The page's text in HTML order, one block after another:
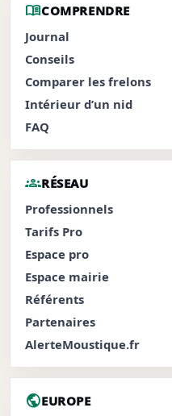
menu_bookCOMPRENDRE
Journal
Conseils
Comparer les frelons
Intérieur d’un nid
FAQ
groupsRÉSEAU
Professionnels
Tarifs Pro
Espace pro
Espace mairie
Référents
Partenaires
AlerteMoustique.fr
publicEUROPE